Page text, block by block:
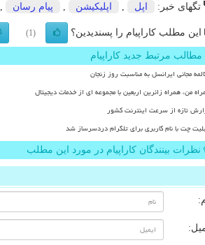
تگهای خبر: اپل اپلیكیشن پیام رسان
این مطلب کاراپیام را پسندیدین؟ (1)
مطالب مرتبط جدید کاراپیام
مجانی ایرانسل به مناسبت روز زنجان
من، همراه زائرین اربعین با مجموعه ای از خدمات دیجیتال
تازه از سرعت اینترنت کشور
چت با نام کاربری برای تلگرام دردسرساز شد
نظرات بینندگان کاراپیام در مورد این مطلب